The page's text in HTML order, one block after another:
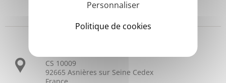
Headquarters
CS 10009
92665 Asnières sur Seine Cedex
Personnaliser
Politique de cookies